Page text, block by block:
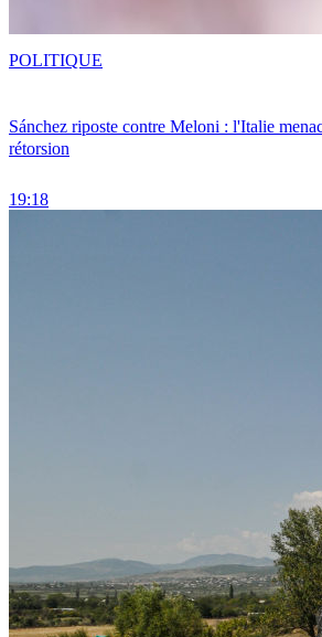
Sánchez riposte contre Meloni : l'Italie
rétorsion
19:18
POLITIQUE